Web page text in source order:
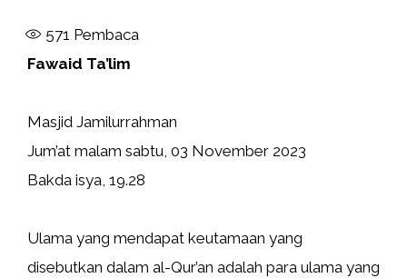
571 Pembaca
Fawaid Ta’lim
Masjid Jamilurrahman
Jum’at malam sabtu, 03 November 2023
Bakda isya, 19.28
Ulama yang mendapat keutamaan yang
disebutkan dalam al-Qur’an adalah para ulama yang